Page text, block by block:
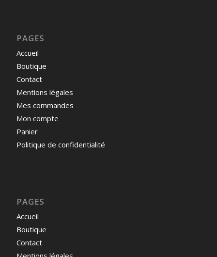
PAGES
Accueil
Boutique
Contact
Mentions légales
Mes commandes
Mon compte
Panier
Politique de confidentialité
PAGES
Accueil
Boutique
Contact